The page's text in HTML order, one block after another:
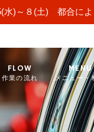
水)～８(土) 都合によ
FLOW
作業の流れ
MENU
メニュー・